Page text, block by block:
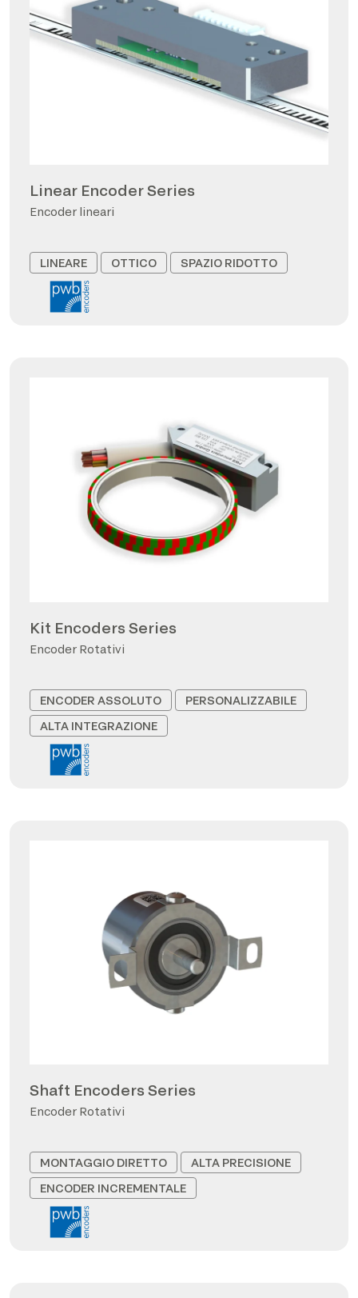
Linear Encoder Series
Encoder lineari
LINEARE OTTICO SPAZIO RIDOTTO
Kit Encoders Series
Encoder Rotativi
ENCODER ASSOLUTO
PERSONALIZZABILE
ALTA INTEGRAZIONE
Shaft Encoders Series
Encoder Rotativi
MONTAGGIO DIRETTO
ALTA PRECISIONE
ENCODER INCREMENTALE